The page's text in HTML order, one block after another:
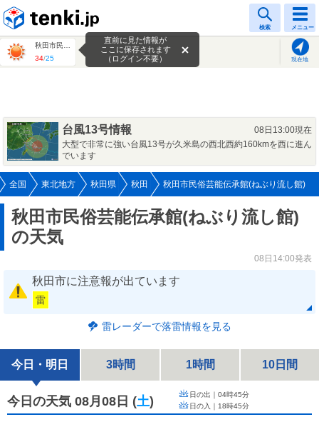
検索 メニュー
34/25 現在地
直前に見た情報が
ここに保存されます
（ログイン不要）
台風13号情報
08日13:00現在
大型で非常に強い台風13号が久米島の西北西約160kmを西に進ん
でいます
全国 東北地方 秋田県 秋田 秋田市民俗芸能伝承館(ねぶり流し館)
秋田市民俗芸能伝承館(ねぶり流し館)
の天気
08日14:00発表
秋田市に注意報が出ています
雷
雷レーダーで落雷情報を見る
今日・明日 3時間 1時間 10日間
今日の天気 08月08日 (土) 日の出｜ 04時45分
日の入｜ 18時45分